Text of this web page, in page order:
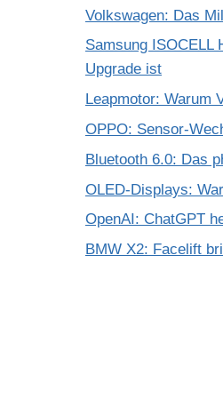
Volkswagen: Das
Samsung ISOCELL
Upgrade ist
Leapmotor: Warum
OPPO: Sensor-
Bluetooth 6.0: Das
OLED-Displays:
OpenAI: ChatGPT
BMW X2: Facelift